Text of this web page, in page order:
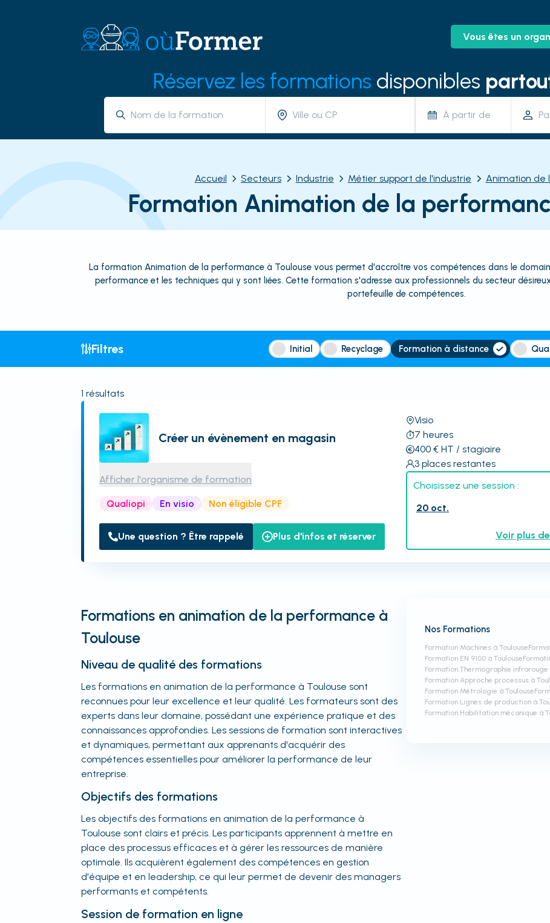
Vous êtes un
Réservez les formations disponibles
À partir de
Accueil Secteurs Industrie Métier support de l'industrie Animation de
Formation Animation de la
La formation Animation de la performance à Toulouse vous permet d'accroître vos compétences dans le
performance et les techniques qui y sont liées. Cette formation s'adresse aux professionnels du secteur
portefeuille de compétences.
Filtres Initial Recyclage Formation à distance
1 résultats
Créer un évènement en magasin
Afficher l'organisme de formation
Qualiopi En visio Non éligible CPF
Une question ? Être rappelé Plus d'infos et réserver
Visio
7 heures
400€ HT / stagiaire
3 places restantes
Choisissez une session :
20 oct.
Voir plus
Formations en animation de la performance à
Toulouse
Niveau de qualité des formations
Les formations en animation de la performance à Toulouse sont
reconnues pour leur excellence et leur qualité. Les formateurs sont des
experts dans leur domaine, possédant une expérience pratique et des
connaissances approfondies. Les sessions de formation sont interactives
et dynamiques, permettant aux apprenants d'acquérir des
compétences essentielles pour améliorer la performance de leur
entreprise.
Objectifs des formations
Les objectifs des formations en animation de la performance à
Toulouse sont clairs et précis. Les participants apprennent à mettre en
place des processus efficaces et à gérer les ressources de manière
optimale. Ils acquièrent également des compétences en gestion
d'équipe et en leadership, ce qui leur permet de devenir des managers
performants et compétents.
Session de formation en ligne
Nos Formations
Formation Machines à Toulouse
Formation EN 9100 à Toulouse
Formation Thermographie infrarouge
Formation Approche processus à
Formation Métrologie à Toulouse
Formation Lignes de production à
Formation Habilitation mécanique à